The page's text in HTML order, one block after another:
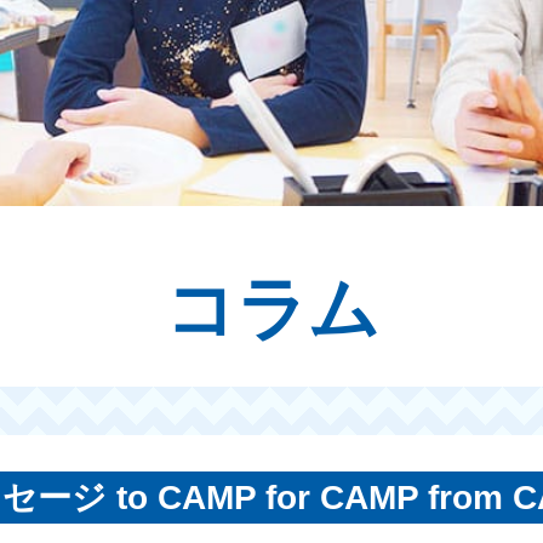
コラム
ージ to CAMP for CAMP from